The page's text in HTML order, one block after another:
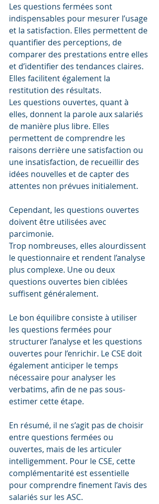
Les questions fermées sont
indispensables pour mesurer l’usage
et la satisfaction. Elles permettent de
quantifier des perceptions, de
comparer des prestations entre elles
et d’identifier des tendances claires.
Elles facilitent également la
restitution des résultats.
Les questions ouvertes, quant à
elles, donnent la parole aux salariés
de manière plus libre. Elles
permettent de comprendre les
raisons derrière une satisfaction ou
une insatisfaction, de recueillir des
idées nouvelles et de capter des
attentes non prévues initialement.
Cependant, les questions ouvertes
doivent être utilisées avec
parcimonie.
Trop nombreuses, elles alourdissent
le questionnaire et rendent l’analyse
plus complexe. Une ou deux
questions ouvertes bien ciblées
suffisent généralement.
Le bon équilibre consiste à utiliser
les questions fermées pour
structurer l’analyse et les questions
ouvertes pour l’enrichir. Le CSE doit
également anticiper le temps
nécessaire pour analyser les
verbatims, afin de ne pas sous-
estimer cette étape.
En résumé, il ne s’agit pas de choisir
entre questions fermées ou
ouvertes, mais de les articuler
intelligemment. Pour le CSE, cette
complémentarité est essentielle
pour comprendre finement l’avis des
salariés sur les ASC.